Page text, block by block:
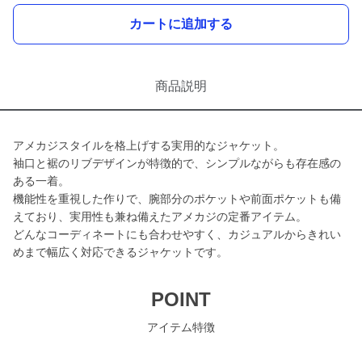
カートに追加する
商品説明
アメカジスタイルを格上げする実用的なジャケット。
袖口と裾のリブデザインが特徴的で、シンプルながらも存在感の
ある一着。
機能性を重視した作りで、腕部分のポケットや前面ポケットも備
えており、実用性も兼ね備えたアメカジの定番アイテム。
どんなコーディネートにも合わせやすく、カジュアルからきれい
めまで幅広く対応できるジャケットです。
POINT
アイテム特徴